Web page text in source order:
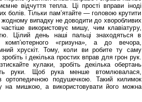
відчуття тепла. Ці прості вправи іноді
болів. Тільки пам’ятайте — головою крутити
жодному випадку не доводити до хворобливих
використовує мишу, чим клавіатуру,
Цілий день наші пальці знаходяться в
комп’ютерного «гризуна», а до вечора,
хрускіт. Тому, коли ви робите ту саму
і декілька простих вправ для грон рук.
кулаки, зробіть декілька обертань
руки. Щоб рука менше втомлювалася,
ортопедичною подушечкою. Такий килимок
на мишкою, а використовувати його можна